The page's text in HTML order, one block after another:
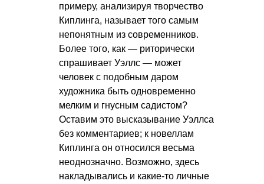
примеру, анализируя творчество
Киплинга, называет того самым
непонятным из современников.
Более того, как — риторически
спрашивает Уэллс — может
человек с подобным даром
художника быть одновременно
мелким и гнусным садистом?
Оставим это высказывание Уэллса
без комментариев; к новеллам
Киплинга он относился весьма
неоднозначно. Возможно, здесь
накладывались и какие-то личные